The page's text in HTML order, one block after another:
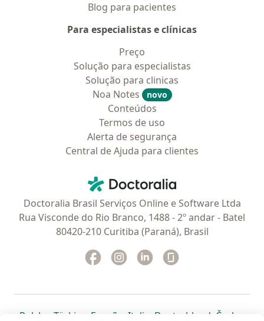
Blog para pacientes
Para especialistas e clínicas
Preço
Solução para especialistas
Solução para clinicas
Noa Notes
novo
Conteúdos
Termos de uso
Alerta de segurança
Central de Ajuda para clientes
Doctoralia - Homepage
Doctoralia Brasil Serviços Online e Software Ltda
Rua Visconde do Rio Branco, 1488 - 2º andar - Batel
80420-210 Curitiba (Paraná), Brasil
Facebook
abre num novo separador
Instagram
abre num novo separador
Linkedin
abre num novo
Polska abre num novo separador
Türkiye abre num novo separador
España abre num novo separador
Italia abre num novo
Deutschlandabre num
Česko